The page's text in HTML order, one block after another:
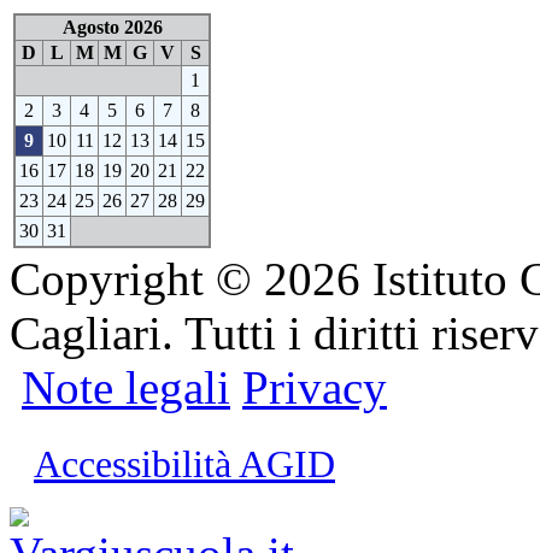
Agosto 2026
D
L M M G V
S
1
2
3 4 5 6 7
8
9
10 11 12 13 14 15
16 17 18 19 20 21
22
23 24 25 26 27 28 29
30 31
Copyright © 2026 Istituto
Cagliari. Tutti i diritti
Note legali Privacy
Accessibilità AGID